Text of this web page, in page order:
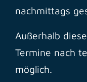
nachmittags
Außerhalb
Termine nach
möglich.